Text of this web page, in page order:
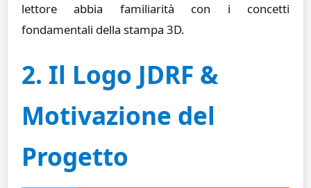
lettore abbia familiarità con i concetti
fondamentali della stampa 3D.
2. Il Logo JDRF &
Motivazione del
Progetto